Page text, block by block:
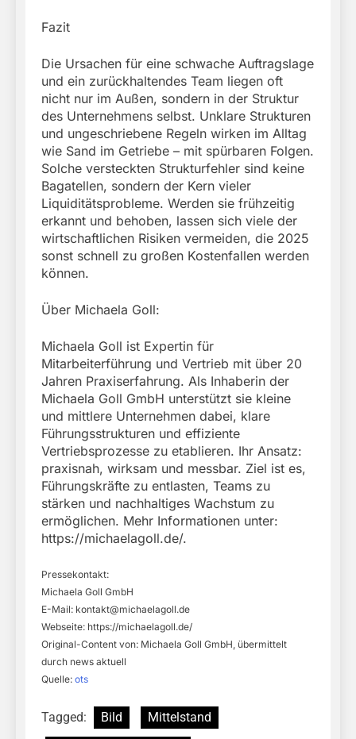
Fazit
Die Ursachen für eine schwache Auftragslage
und ein zurückhaltendes Team liegen oft
nicht nur im Außen, sondern in der Struktur
des Unternehmens selbst. Unklare Strukturen
und ungeschriebene Regeln wirken im Alltag
wie Sand im Getriebe – mit spürbaren Folgen.
Solche versteckten Strukturfehler sind keine
Bagatellen, sondern der Kern vieler
Liquiditätsprobleme. Werden sie frühzeitig
erkannt und behoben, lassen sich viele der
wirtschaftlichen Risiken vermeiden, die 2025
sonst schnell zu großen Kostenfallen werden
können.
Über Michaela Goll:
Michaela Goll ist Expertin für
Mitarbeiterführung und Vertrieb mit über 20
Jahren Praxiserfahrung. Als Inhaberin der
Michaela Goll GmbH unterstützt sie kleine
und mittlere Unternehmen dabei, klare
Führungsstrukturen und effiziente
Vertriebsprozesse zu etablieren. Ihr Ansatz:
praxisnah, wirksam und messbar. Ziel ist es,
Führungskräfte zu entlasten, Teams zu
stärken und nachhaltiges Wachstum zu
ermöglichen. Mehr Informationen unter:
https://michaelagoll.de/.
Pressekontakt:
Michaela Goll GmbH
E-Mail: kontakt@michaelagoll.de
Webseite: https://michaelagoll.de/
Original-Content von: Michaela Goll GmbH, übermittelt
durch news aktuell
Quelle: ots
Tagged: Bild
Mittelstand